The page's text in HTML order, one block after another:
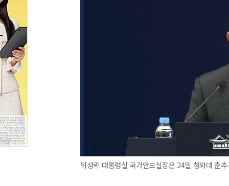
위성락 대통령실 국가안보실장은 24일 청와대 춘